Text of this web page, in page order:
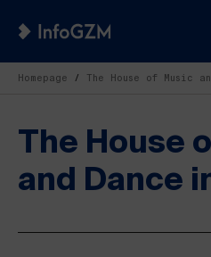
Homepage The House of Music
The House
and Dance